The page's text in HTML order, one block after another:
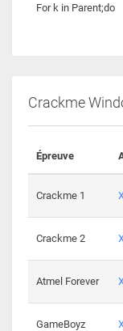
For k in Parent;do
Crackme
Épreuve
Crackme 1
Crackme 2
Atmel Forever
GameBoyz